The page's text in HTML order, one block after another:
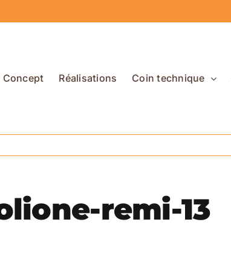
Concept Réalisations Coin technique
remi-13